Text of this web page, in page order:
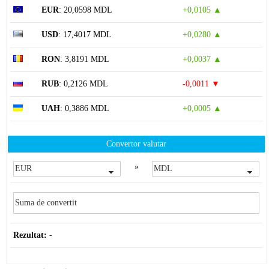
EUR: 20,0598 MDL +0,0105 ▲
USD: 17,4017 MDL +0,0280 ▲
RON: 3,8191 MDL +0,0037 ▲
RUB: 0,2126 MDL -0,0011 ▼
UAH: 0,3886 MDL +0,0005 ▲
Convertor valutar
»
Rezultat: -